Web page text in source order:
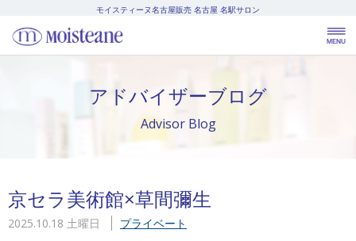
モイスティーヌ名古屋販売 名古屋 名駅サロン
アドバイザーブログ
Advisor Blog
京セラ美術館×草間彌生
2025.10.18 土曜日 プライベート